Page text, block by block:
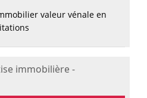
valeur vénale en
immobilière -